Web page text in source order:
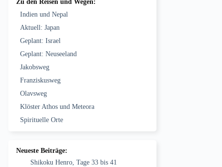
Indien und Nepal
Aktuell: Japan
Geplant: Israel
Geplant: Neuseeland
Jakobsweg
Franziskusweg
Olavsweg
Klöster Athos und Meteora
Spirituelle Orte
Neueste Beiträge:
Shikoku Henro, Tage 33 bis 41